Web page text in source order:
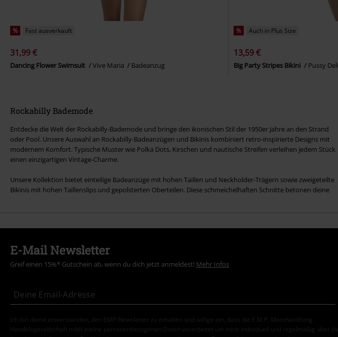
% Fast ausverkauft
31,99 €
Dancing Flower Swimsuit Vive Maria Badeanzug
% Auch in Plus Size
13,59 €
Big Party Stripes Bikini Pussy
Rockabilly Bademode
Entdecke die Welt der Rockabilly-Bademode und bringe den ikonischen Stil der 1950er Jahre an den Strand
oder Pool. Unsere Auswahl an Rockabilly-Badeanzügen und Bikinis kombiniert retro-inspirierte Designs mit
modernem Komfort. Typische Muster wie Polka Dots, Kirschen und nautische Streifen verleihen jedem Stück
einen einzigartigen Vintage-Charme.
Unsere Kollektion bietet einteilige Badeanzüge mit hohen Taillen und Neckholder-Trägern sowie zweigeteilte
Bikinis mit hohen Taillenslips und gepolsterten Oberteilen. Diese schmeichelhaften Schnitte betonen deine
E-Mail Newsletter
Greif einen 15%* Gutschein ab, wenn du dich jetzt anmeldest! Mehr Infos
Ich bin damit einverstanden, den EMP-Newsletter zu erhalten und willige ein, dass die E.M.P. Merchandising
Handelsgesellschaft mbH meine personenbezogenen Daten verarbeitet um mich individuell und regelmäßig über ihr